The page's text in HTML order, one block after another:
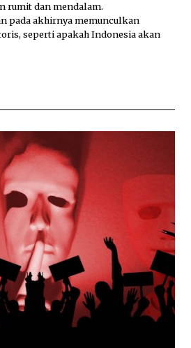
rumit dan mendalam.
pada akhirnya memunculkan
seperti apakah Indonesia akan